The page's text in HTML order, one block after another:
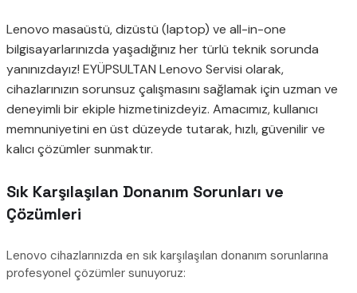
Lenovo masaüstü, dizüstü (laptop) ve all-in-one
bilgisayarlarınızda yaşadığınız her türlü teknik sorunda
yanınızdayız! EYÜPSULTAN Lenovo Servisi olarak,
cihazlarınızın sorunsuz çalışmasını sağlamak için uzman ve
deneyimli bir ekiple hizmetinizdeyiz. Amacımız, kullanıcı
memnuniyetini en üst düzeyde tutarak, hızlı, güvenilir ve
kalıcı çözümler sunmaktır.
Sık Karşılaşılan Donanım Sorunları ve
Çözümleri
Lenovo cihazlarınızda en sık karşılaşılan donanım sorunlarına
profesyonel çözümler sunuyoruz: